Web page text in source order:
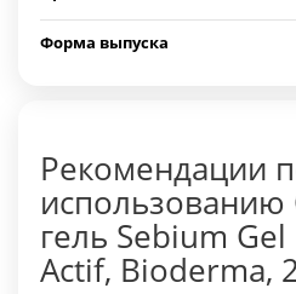
Форма выпуска
Рекомендации
гель Sebium
Actif, Bioderma,